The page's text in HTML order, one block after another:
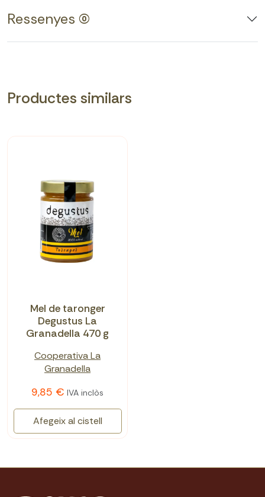
Ressenyes (0)
Productes similars
Mel de taronger
Degustus La
Granadella 470 g
Cooperativa La
Granadella
9,85 € IVA inclòs
Afegeix al cistell